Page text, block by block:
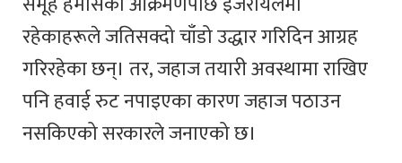
रहेकाहरूले जतिसक्दो चाँडो उद्धार गरिदिन आग्रह
गरिरहेका छन्। तर, जहाज तयारी अवस्थामा राखिए
पनि हवाई रुट नपाइएका कारण जहाज पठाउन
नसकिएको सरकारले जनाएको छ।